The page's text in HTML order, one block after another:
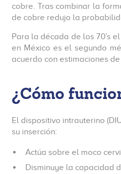
cobre. Tras combinar la
de cobre redujo la
Para la década de los 70’s
en México es el segundo
acuerdo con estimaciones
¿Cómo
El dispositivo intrauterino
su inserción:
Actúa sobre el moco
Disminuye la capacidad